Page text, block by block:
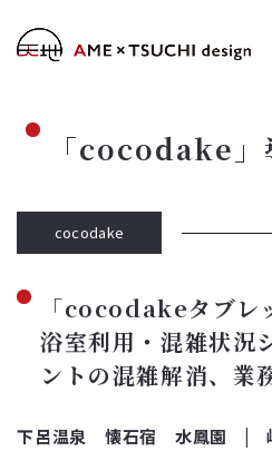
「cocodake」
cocodake
「cocodakeタブレ
浴室利用・混雑状況
ントの混雑解消、業
下呂温泉 懐石宿 水鳳園